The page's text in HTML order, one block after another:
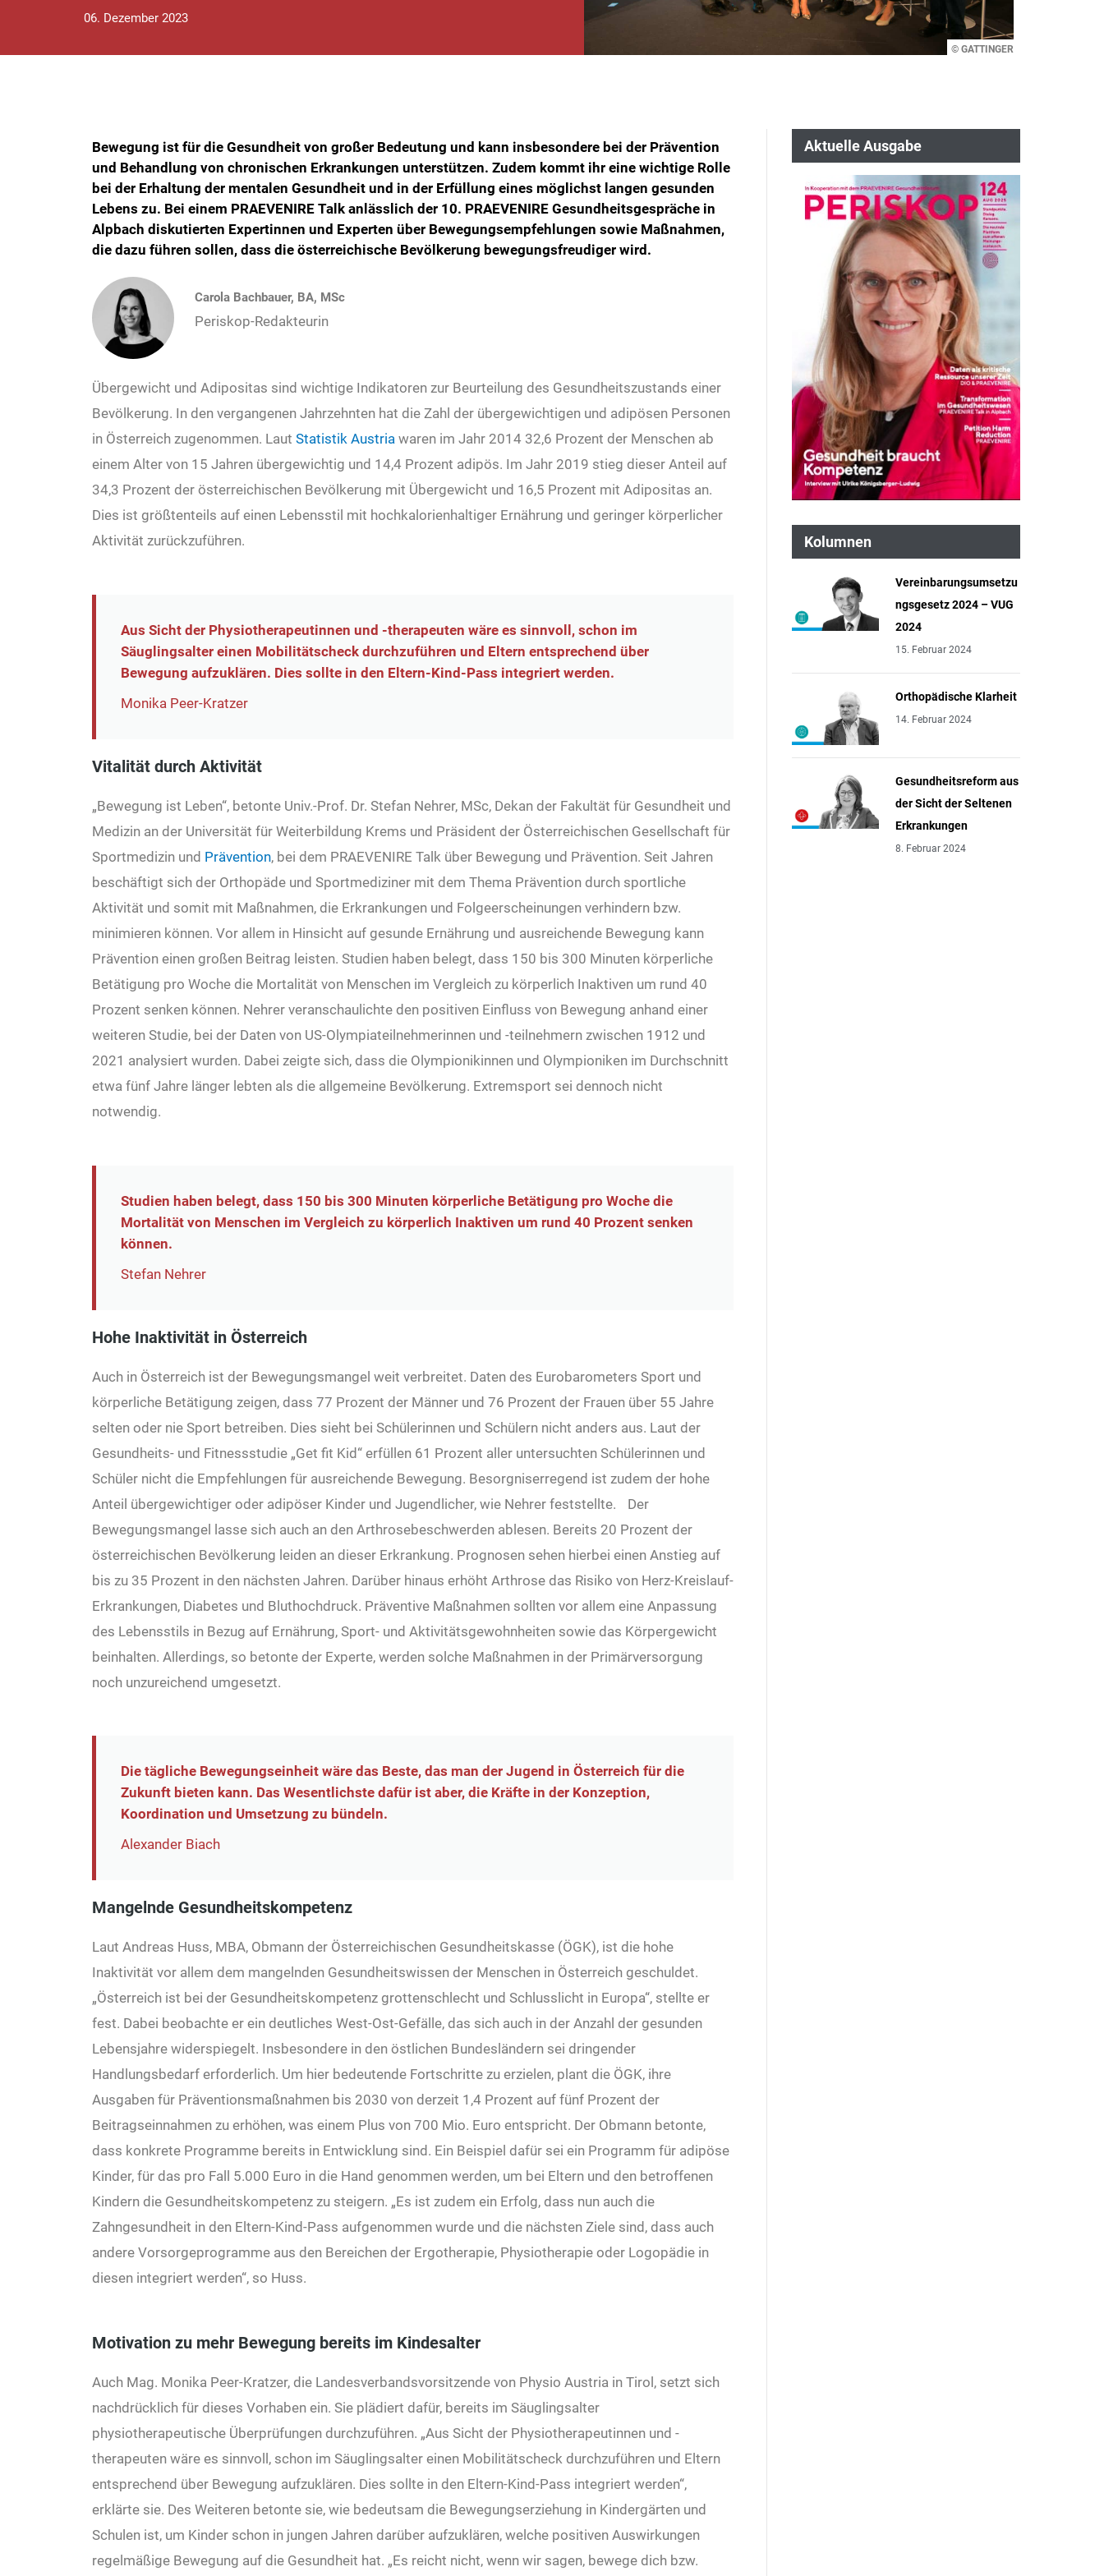
06. Dezember 2023
© GATTINGER
Bewegung ist für die Gesundheit von großer Bedeutung und kann insbesondere bei der Prävention
und Behandlung von chronischen Erkrankungen unterstützen. Zudem kommt ihr eine wichtige Rolle
bei der Erhaltung der mentalen Gesundheit und in der Erfüllung eines möglichst langen gesunden
Lebens zu. Bei einem PRAEVENIRE Talk anlässlich der 10. PRAEVENIRE Gesundheitsgespräche in
Alpbach diskutierten Expertinnen und Experten über Bewegungsempfehlungen sowie Maßnahmen,
die dazu führen sollen, dass die österreichische Bevölkerung bewegungsfreudiger wird.
Carola Bachbauer, BA, MSc
Periskop-Redakteurin
Übergewicht und Adipositas sind wichtige Indikatoren zur Beurteilung des Gesundheitszustands einer
Bevölkerung. In den vergangenen Jahrzehnten hat die Zahl der übergewichtigen und adipösen Personen
in Österreich zugenommen. Laut Statistik Austria waren im Jahr 2014 32,6 Prozent der Menschen ab
einem Alter von 15 Jahren übergewichtig und 14,4 Prozent adipös. Im Jahr 2019 stieg dieser Anteil auf
34,3 Prozent der österreichischen Bevölkerung mit Übergewicht und 16,5 Prozent mit Adipositas an.
Dies ist größtenteils auf einen Lebensstil mit hochkalorienhaltiger Ernährung und geringer körperlicher
Aktivität zurückzuführen.
Aus Sicht der Physiotherapeutinnen und -therapeuten wäre es sinnvoll, schon im
Säuglingsalter einen Mobilitätscheck durchzuführen und Eltern entsprechend über
Bewegung aufzuklären. Dies sollte in den Eltern-Kind-Pass integriert werden.
Monika Peer-Kratzer
Vitalität durch Aktivität
„Bewegung ist Leben“, betonte Univ.-Prof. Dr. Stefan Nehrer, MSc, Dekan der Fakultät für Gesundheit und
Medizin an der Universität für Weiterbildung Krems und Präsident der Österreichischen Gesellschaft für
Sportmedizin und Prävention, bei dem PRAEVENIRE Talk über Bewegung und Prävention. Seit Jahren
beschäftigt sich der Orthopäde und Sportmediziner mit dem Thema Prävention durch sportliche
Aktivität und somit mit Maßnahmen, die Erkrankungen und Folgeerscheinungen verhindern bzw.
minimieren können. Vor allem in Hinsicht auf gesunde Ernährung und ausreichende Bewegung kann
Prävention einen großen Beitrag leisten. Studien haben belegt, dass 150 bis 300 Minuten körperliche
Betätigung pro Woche die Mortalität von Menschen im Vergleich zu körperlich Inaktiven um rund 40
Prozent senken können. Nehrer veranschaulichte den positiven Einfluss von Bewegung anhand einer
weiteren Studie, bei der Daten von US-Olympiateilnehmerinnen und -teilnehmern zwischen 1912 und
2021 analysiert wurden. Dabei zeigte sich, dass die Olympionikinnen und Olympioniken im Durchschnitt
etwa fünf Jahre länger lebten als die allgemeine Bevölkerung. Extremsport sei dennoch nicht
notwendig.
Studien haben belegt, dass 150 bis 300 Minuten körperliche Betätigung pro Woche die
Mortalität von Menschen im Vergleich zu körperlich Inaktiven um rund 40 Prozent senken
können.
Stefan Nehrer
Hohe Inaktivität in Österreich
Auch in Österreich ist der Bewegungsmangel weit verbreitet. Daten des Eurobarometers Sport und
körperliche Betätigung zeigen, dass 77 Prozent der Männer und 76 Prozent der Frauen über 55 Jahre
selten oder nie Sport betreiben. Dies sieht bei Schülerinnen und Schülern nicht anders aus. Laut der
Gesundheits- und Fitnessstudie „Get fit Kid“ erfüllen 61 Prozent aller untersuchten Schülerinnen und
Schüler nicht die Empfehlungen für ausreichende Bewegung. Besorgniserregend ist zudem der hohe
Anteil übergewichtiger oder adipöser Kinder und Jugendlicher, wie Nehrer feststellte. Der
Bewegungsmangel lasse sich auch an den Arthrosebeschwerden ablesen. Bereits 20 Prozent der
österreichischen Bevölkerung leiden an dieser Erkrankung. Prognosen sehen hierbei einen Anstieg auf
bis zu 35 Prozent in den nächsten Jahren. Darüber hinaus erhöht Arthrose das Risiko von Herz-Kreislauf-
Erkrankungen, Diabetes und Bluthochdruck. Präventive Maßnahmen sollten vor allem eine Anpassung
des Lebensstils in Bezug auf Ernährung, Sport- und Aktivitätsgewohnheiten sowie das Körpergewicht
beinhalten. Allerdings, so betonte der Experte, werden solche Maßnahmen in der Primärversorgung
noch unzureichend umgesetzt.
Die tägliche Bewegungseinheit wäre das Beste, das man der Jugend in Österreich für die
Zukunft bieten kann. Das Wesentlichste dafür ist aber, die Kräfte in der Konzeption,
Koordination und Umsetzung zu bündeln.
Alexander Biach
Mangelnde Gesundheitskompetenz
Laut Andreas Huss, MBA, Obmann der Österreichischen Gesundheitskasse (ÖGK), ist die hohe
Inaktivität vor allem dem mangelnden Gesundheitswissen der Menschen in Österreich geschuldet.
„Österreich ist bei der Gesundheitskompetenz grottenschlecht und Schlusslicht in Europa“, stellte er
fest. Dabei beobachte er ein deutliches West-Ost-Gefälle, das sich auch in der Anzahl der gesunden
Lebensjahre widerspiegelt. Insbesondere in den östlichen Bundesländern sei dringender
Handlungsbedarf erforderlich. Um hier bedeutende Fortschritte zu erzielen, plant die ÖGK, ihre
Ausgaben für Präventionsmaßnahmen bis 2030 von derzeit 1,4 Prozent auf fünf Prozent der
Beitragseinnahmen zu erhöhen, was einem Plus von 700 Mio. Euro entspricht. Der Obmann betonte,
dass konkrete Programme bereits in Entwicklung sind. Ein Beispiel dafür sei ein Programm für adipöse
Kinder, für das pro Fall 5.000 Euro in die Hand genommen werden, um bei Eltern und den betroffenen
Kindern die Gesundheitskompetenz zu steigern. „Es ist zudem ein Erfolg, dass nun auch die
Zahngesundheit in den Eltern-Kind-Pass aufgenommen wurde und die nächsten Ziele sind, dass auch
andere Vorsorgeprogramme aus den Bereichen der Ergotherapie, Physiotherapie oder Logopädie in
diesen integriert werden“, so Huss.
Motivation zu mehr Bewegung bereits im Kindesalter
Auch Mag. Monika Peer-Kratzer, die Landesverbandsvorsitzende von Physio Austria in Tirol, setzt sich
nachdrücklich für dieses Vorhaben ein. Sie plädiert dafür, bereits im Säuglingsalter
physiotherapeutische Überprüfungen durchzuführen. „Aus Sicht der Physiotherapeutinnen und -
therapeuten wäre es sinnvoll, schon im Säuglingsalter einen Mobilitätscheck durchzuführen und Eltern
entsprechend über Bewegung aufzuklären. Dies sollte in den Eltern-Kind-Pass integriert werden“,
erklärte sie. Des Weiteren betonte sie, wie bedeutsam die Bewegungserziehung in Kindergärten und
Schulen ist, um Kinder schon in jungen Jahren darüber aufzuklären, welche positiven Auswirkungen
regelmäßige Bewegung auf die Gesundheit hat. „Es reicht nicht, wenn wir sagen, bewege dich bzw.
Aktuelle Ausgabe
Kolumnen
Vereinbarungsumsetzu
ngsgesetz 2024 – VUG
2024
15. Februar 2024
Orthopädische Klarheit
14. Februar 2024
Gesundheitsreform aus
der Sicht der Seltenen
Erkrankungen
8. Februar 2024